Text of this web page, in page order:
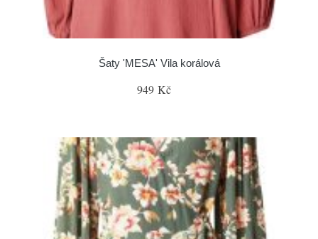
Šaty 'MESA' Vila korálová
949 Kč